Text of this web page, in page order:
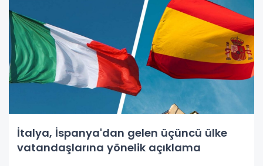
İtalya, İspanya'dan gelen üçüncü ülke
vatandaşlarına yönelik açıklama